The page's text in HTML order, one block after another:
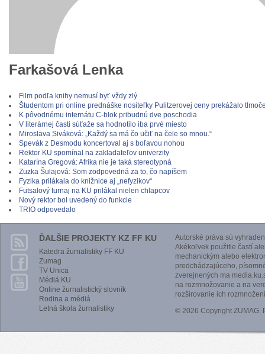
Farkašová Lenka
Film podľa knihy nemusí byť vždy zlý
Študentom pri online prednáške nositeľky Pulitzerovej ceny prekážalo
K pôvodnému internátu C-blok pribudnú dve poschodia
V literárnej časti súťaže sa hodnotilo iba prvé miesto
Miroslava Siváková: „Každý sa má čo učiť na čele so mnou.“
Spevák z Desmodu koncertoval aj s boľavou nohou
Rektor KU spomínal na zakladateľov univerzity
Katarína Gregová: Afrika nie je taká stereotypná
Zuzka Šulajová: Som zodpovedná za to, čo napíšem
Fyzika prilákala do knižnice aj „nefyzikov“
Futsalový turnaj na KU prilákal nielen chlapcov
Nový rektor bol uvedený do funkcie
TRIO odpovedalo
ĎALŠIE PROJEKTY KZ FF KU
Katedra žurnalistiky FF KU
Zumag
TV Unica
Médiá KU
Online žurnalistický slovník
Rodina a médiá
Letná škola žurnalistiky
Autorské práva sú
Akékoľvek použitie častí
mechanickým alebo
predchádzajúceho,
zverejnených ma
na rozmnožovanie a na
rozširovanie ich
© 2026 Copyright ZUMAG.